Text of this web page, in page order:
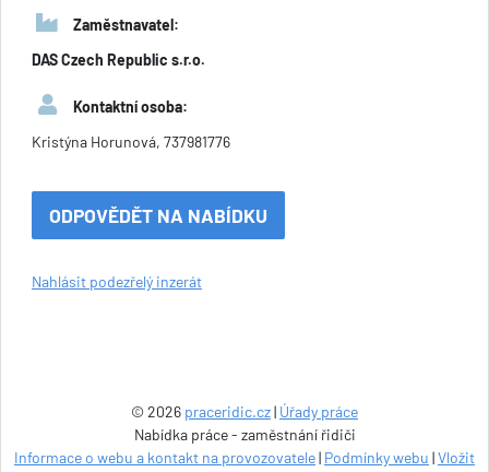
Zaměstnavatel:
DAS Czech Republic s.r.o.
Kontaktní osoba:
Kristýna Horunová, 737981776
ODPOVĚDĚT NA NABÍDKU
Nahlásit podezřelý inzerát
© 2026 praceridic.cz| Úřady práce
Nabídka práce - zaměstnání řidiči
Informace o webu a kontakt na provozovatele| Podmínky webu |Vložit